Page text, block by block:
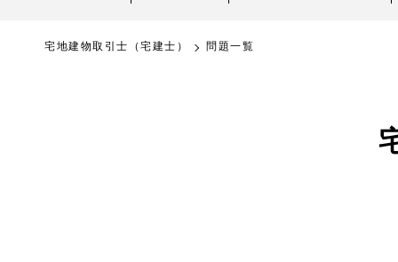
宅地建物取引士（宅建士） 問題一覧